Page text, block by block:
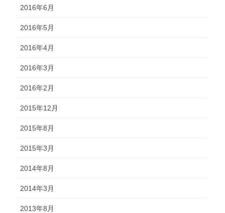
2016年6月
2016年5月
2016年4月
2016年3月
2016年2月
2015年12月
2015年8月
2015年3月
2014年8月
2014年3月
2013年8月